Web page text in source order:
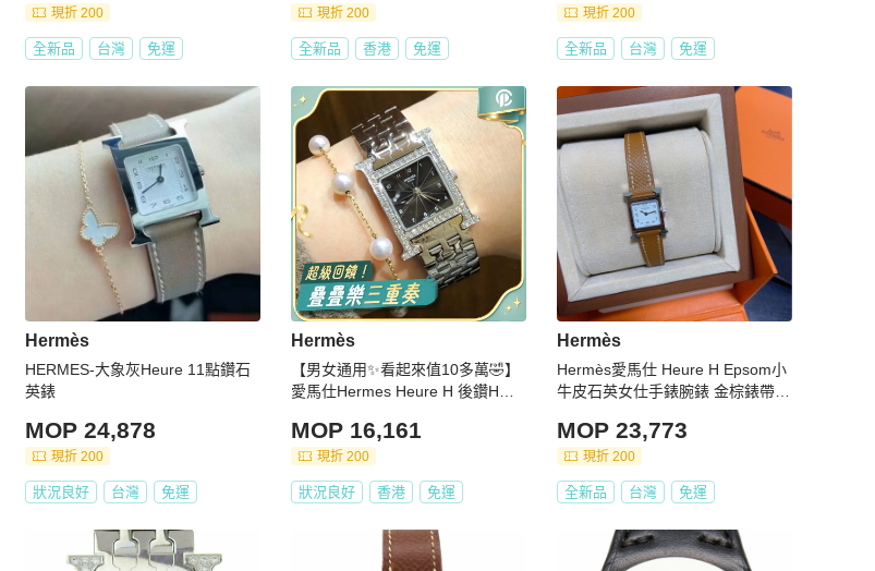
現折 200
全新品 台灣 免運
現折 200
全新品 香港 免運
現折 200
全新品 台灣 免運
Hermès
HERMES-大象灰Heure 11點鑽石
英錶
MOP 24,878
現折 200
狀況良好 台灣 免運
Hermès
【男女通用✨看起來值10多萬🤣】
愛馬仕Hermes Heure H 後鑽H手
錶盤
MOP 16,161
現折 200
狀況良好 香港 免運
Hermès
Hermès愛馬仕 Heure H Epsom小
牛皮石英女仕手錶腕錶 金棕錶帶/
MOP 23,773
現折 200
全新品 台灣 免運